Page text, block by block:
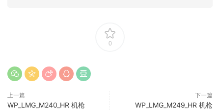
0
上一篇
WP_LMG_M240_HR 机枪
下一篇
WP_LMG_M249_HR 机枪